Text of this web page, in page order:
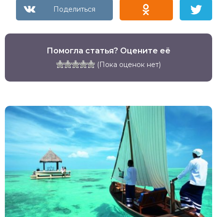
Помогла статья? Оцените её
(Пока оценок нет)